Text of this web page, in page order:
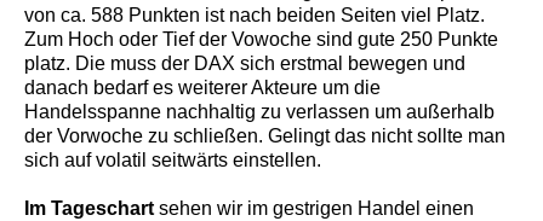
von ca. 588 Punkten ist nach beiden Seiten viel Platz.
Zum Hoch oder Tief der Vowoche sind gute 250 Punkte
platz. Die muss der DAX sich erstmal bewegen und
danach bedarf es weiterer Akteure um die
Handelsspanne nachhaltig zu verlassen um außerhalb
der Vorwoche zu schließen. Gelingt das nicht sollte man
sich auf volatil seitwärts einstellen.
Im Tageschart sehen wir im gestrigen Handel einen